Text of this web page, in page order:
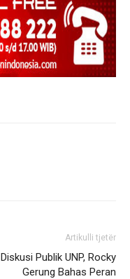
Artikulli tjetër
Diskusi Publik UNP, Rocky
Gerung Bahas Peran